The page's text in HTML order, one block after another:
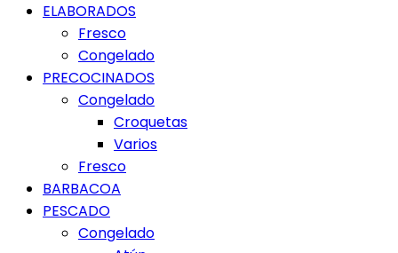
ELABORADOS
Fresco
Congelado
PRECOCINADOS
Congelado
Croquetas
Varios
Fresco
BARBACOA
PESCADO
Congelado